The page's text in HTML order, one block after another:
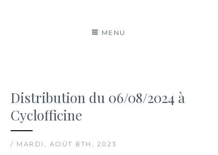
MENU
Distribution du 06/08/2024 à
Cyclofficine
/ MARDI, AOÛT 8TH, 2023